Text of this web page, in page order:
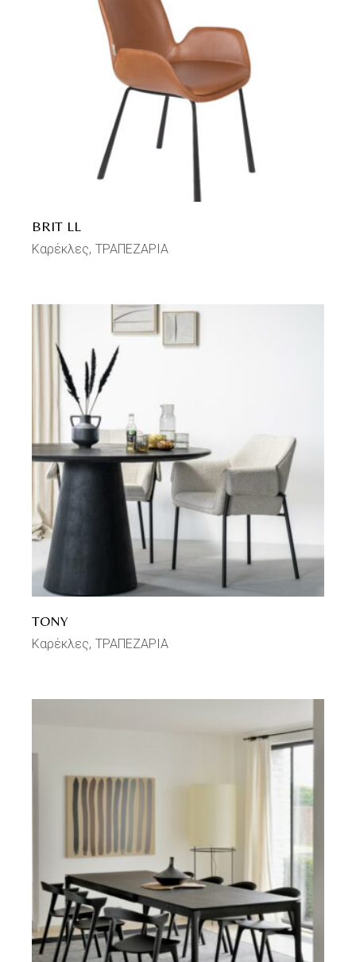
BRIT LL
Καρέκλες ΤΡΑΠΕΖΑΡΙΑ
TONY
Καρέκλες ΤΡΑΠΕΖΑΡΙΑ